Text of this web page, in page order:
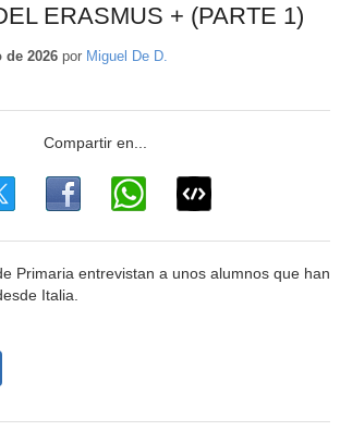
ERASMUS + (PARTE 1)
de 2026por Miguel De D.
Primaria entrevistan a unos alumnos que han
Italia.